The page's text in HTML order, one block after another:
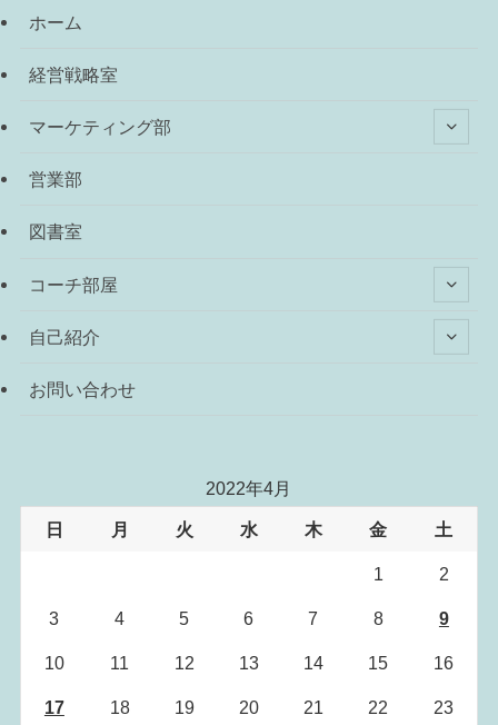
ホーム
経営戦略室
マーケティング部
営業部
図書室
コーチ部屋
自己紹介
お問い合わせ
2022年4月
日 月 火 水 木 金 土
1 2
3 4 5 6 7 8 9
10 11 12 13 14 15 16
17 18 19 20 21 22 23